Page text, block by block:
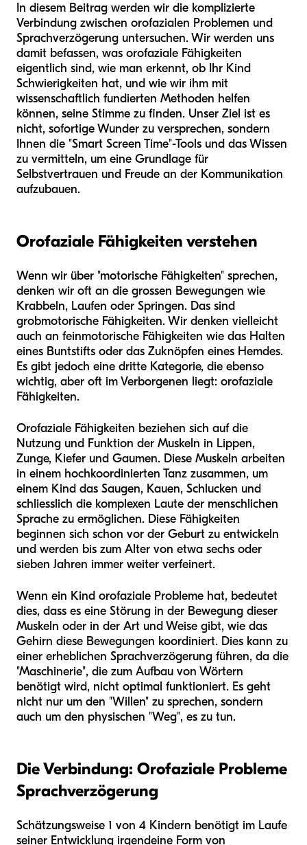
In diesem Beitrag werden wir die komplizierte
Verbindung zwischen orofazialen Problemen und
Sprachverzögerung untersuchen. Wir werden uns
damit befassen, was orofaziale Fähigkeiten
eigentlich sind, wie man erkennt, ob Ihr Kind
Schwierigkeiten hat, und wie wir ihm mit
wissenschaftlich fundierten Methoden helfen
können, seine Stimme zu finden. Unser Ziel ist es
nicht, sofortige Wunder zu versprechen, sondern
Ihnen die "Smart Screen Time"-Tools und das Wissen
zu vermitteln, um eine Grundlage für
Selbstvertrauen und Freude an der Kommunikation
aufzubauen.
Orofaziale Fähigkeiten verstehen
Wenn wir über "motorische Fähigkeiten" sprechen,
denken wir oft an die grossen Bewegungen wie
Krabbeln, Laufen oder Springen. Das sind
grobmotorische Fähigkeiten. Wir denken vielleicht
auch an feinmotorische Fähigkeiten wie das Halten
eines Buntstifts oder das Zuknöpfen eines Hemdes.
Es gibt jedoch eine dritte Kategorie, die ebenso
wichtig, aber oft im Verborgenen liegt: orofaziale
Fähigkeiten.
Orofaziale Fähigkeiten beziehen sich auf die
Nutzung und Funktion der Muskeln in Lippen,
Zunge, Kiefer und Gaumen. Diese Muskeln arbeiten
in einem hochkoordinierten Tanz zusammen, um
einem Kind das Saugen, Kauen, Schlucken und
schliesslich die komplexen Laute der menschlichen
Sprache zu ermöglichen. Diese Fähigkeiten
beginnen sich schon vor der Geburt zu entwickeln
und werden bis zum Alter von etwa sechs oder
sieben Jahren immer weiter verfeinert.
Wenn ein Kind orofaziale Probleme hat, bedeutet
dies, dass es eine Störung in der Bewegung dieser
Muskeln oder in der Art und Weise gibt, wie das
Gehirn diese Bewegungen koordiniert. Dies kann zu
einer erheblichen Sprachverzögerung führen, da die
"Maschinerie", die zum Aufbau von Wörtern
benötigt wird, nicht optimal funktioniert. Es geht
nicht nur um den "Willen" zu sprechen, sondern
auch um den physischen "Weg", es zu tun.
Die Verbindung: Orofaziale Probleme
Sprachverzögerung
Schätzungsweise 1 von 4 Kindern benötigt im Laufe
seiner Entwicklung irgendeine Form von